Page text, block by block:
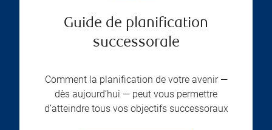
Guide de planification
successorale
Comment la planification de votre avenir —
dès aujourd’hui — peut vous permettre
d’atteindre tous vos objectifs successoraux